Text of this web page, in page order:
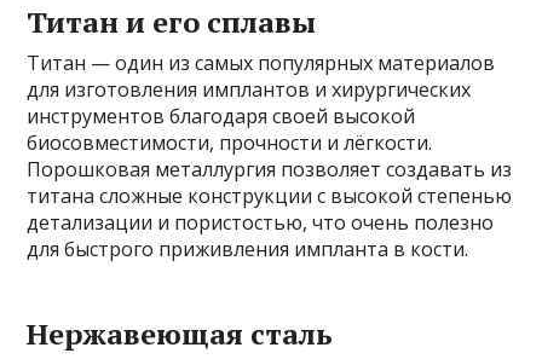
Титан и его сплавы
Титан — один из самых популярных материалов
для изготовления имплантов и хирургических
инструментов благодаря своей высокой
биосовместимости, прочности и лёгкости.
Порошковая металлургия позволяет создавать из
титана сложные конструкции с высокой степенью
детализации и пористостью, что очень полезно
для быстрого приживления импланта в кости.
Нержавеющая сталь